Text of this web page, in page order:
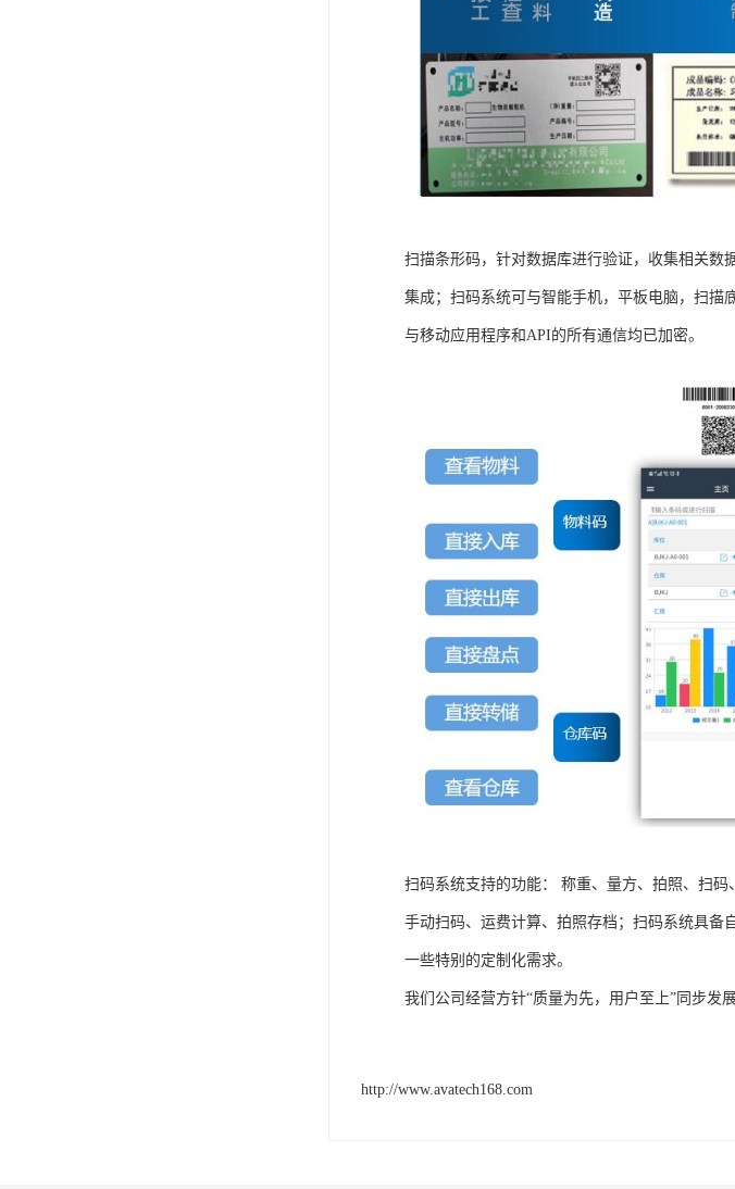
扫描条形码，针对数据库进行验证，收集相关数
集成；扫码系统可与智能手机，平板电脑，扫描
与移动应用程序和API的所有通信均已加密。
扫码系统支持的功能： 称重、量方、拍照、扫
手动扫码、运费计算、拍照存档；扫码系统具备
一些特别的定制化需求。
我们公司经营方针“质量为先，用户至上”同步发
http://www.avatech168.com